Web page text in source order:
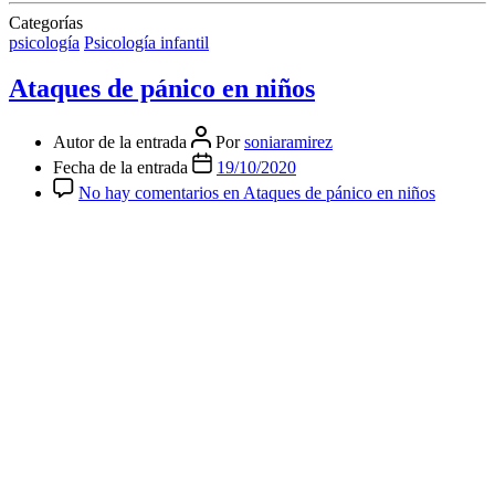
Categorías
psicología Psicología infantil
Ataques de pánico en niños
Autor de la entrada Porsoniaramirez
Fecha de la entrada
19/10/2020
No hay comentarios en Ataques de pánico en niños